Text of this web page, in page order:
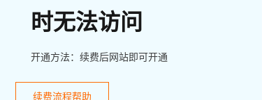
时无法访问
开通方法：续费后网站即可开通
续费流程帮助